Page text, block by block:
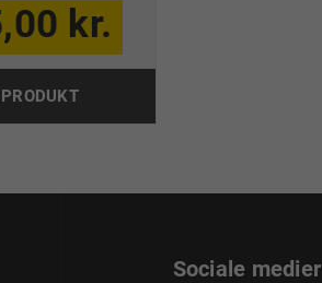
kr.
Sociale medier